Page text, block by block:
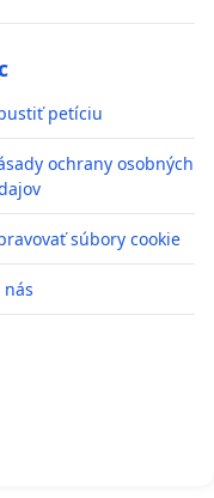
petíciu
ochrany osobných
súbory cookie
nás